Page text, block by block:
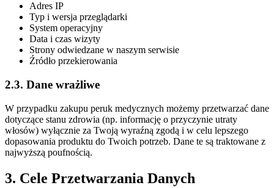
Adres IP
Typ i wersja przeglądarki
System operacyjny
Data i czas wizyty
Strony odwiedzane w naszym serwisie
Źródło przekierowania
2.3. Dane wrażliwe
W przypadku zakupu peruk medycznych możemy przetwarzać dane
dotyczące stanu zdrowia (np. informację o przyczynie utraty
włosów) wyłącznie za Twoją wyraźną zgodą i w celu lepszego
dopasowania produktu do Twoich potrzeb. Dane te są traktowane z
najwyższą poufnością.
3. Cele Przetwarzania Danych